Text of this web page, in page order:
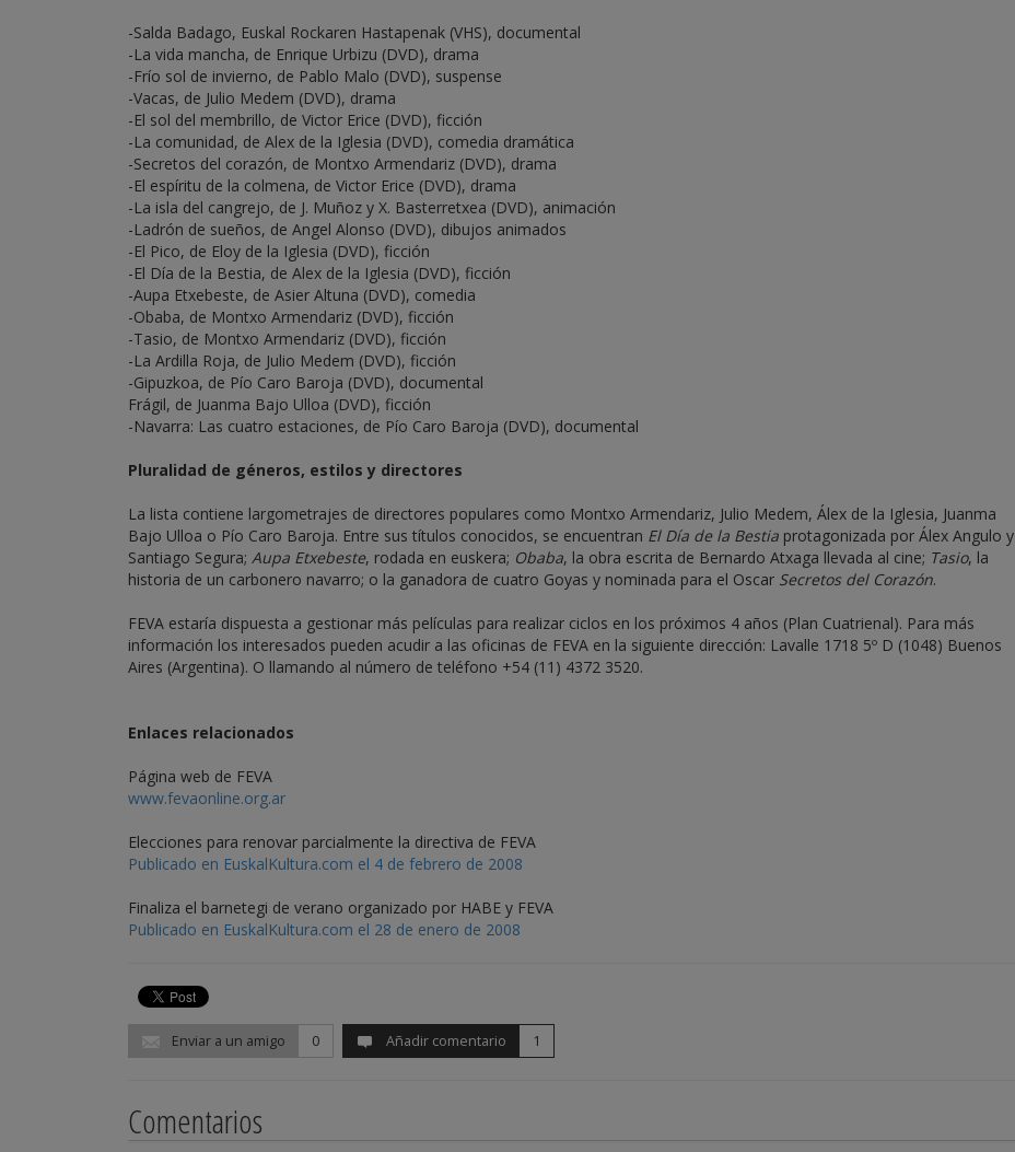
-Salda Badago, Euskal Rockaren Hastapenak (VHS), documental
-La vida mancha, de Enrique Urbizu (DVD), drama
-Frío sol de invierno, de Pablo Malo (DVD), suspense
-Vacas, de Julio Medem (DVD), drama
-El sol del membrillo, de Victor Erice (DVD), ficción
-La comunidad, de Alex de la Iglesia (DVD), comedia dramática
-Secretos del corazón, de Montxo Armendariz (DVD), drama
-El espíritu de la colmena, de Victor Erice (DVD), drama
-La isla del cangrejo, de J. Muñoz y X. Basterretxea (DVD), animación
-Ladrón de sueños, de Angel Alonso (DVD), dibujos animados
-El Pico, de Eloy de la Iglesia (DVD), ficción
-El Día de la Bestia, de Alex de la Iglesia (DVD), ficción
-Aupa Etxebeste, de Asier Altuna (DVD), comedia
-Obaba, de Montxo Armendariz (DVD), ficción
-Tasio, de Montxo Armendariz (DVD), ficción
-La Ardilla Roja, de Julio Medem (DVD), ficción
-Gipuzkoa, de Pío Caro Baroja (DVD), documental
Frágil, de Juanma Bajo Ulloa (DVD), ficción
-Navarra: Las cuatro estaciones, de Pío Caro Baroja (DVD), documental
Pluralidad de géneros, estilos y directores
La lista contiene largometrajes de directores populares como Montxo Armendariz, Julio Medem, Álex de la Iglesia, Juanma
Bajo Ulloa o Pío Caro Baroja. Entre sus títulos conocidos, se encuentran El Día de la Bestia protagonizada por Álex Angulo y
Santiago Segura; Aupa Etxebeste, rodada en euskera; Obaba, la obra escrita de Bernardo Atxaga llevada al cine; Tasio, la
historia de un carbonero navarro; o la ganadora de cuatro Goyas y nominada para el Oscar Secretos del Corazón.
FEVA estaría dispuesta a gestionar más películas para realizar ciclos en los próximos 4 años (Plan Cuatrienal). Para más
información los interesados pueden acudir a las oficinas de FEVA en la siguiente dirección: Lavalle 1718 5º D (1048) Buenos
Aires (Argentina). O llamando al número de teléfono +54 (11) 4372 3520.
Enlaces relacionados
Página web de FEVA
www.fevaonline.org.ar
Elecciones para renovar parcialmente la directiva de FEVA
Publicado en EuskalKultura.com el 4 de febrero de 2008
Finaliza el barnetegi de verano organizado por HABE y FEVA
Publicado en EuskalKultura.com el 28 de enero de 2008
Enviar a un amigo 0 Añadir comentario 1
Comentarios